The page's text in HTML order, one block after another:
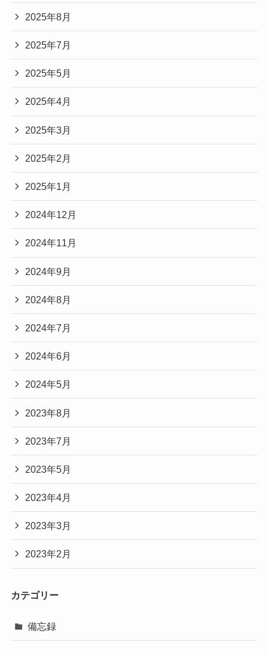
2025年8月
2025年7月
2025年5月
2025年4月
2025年3月
2025年2月
2025年1月
2024年12月
2024年11月
2024年9月
2024年8月
2024年7月
2024年6月
2024年5月
2023年8月
2023年7月
2023年5月
2023年4月
2023年3月
2023年2月
カテゴリー
備忘録